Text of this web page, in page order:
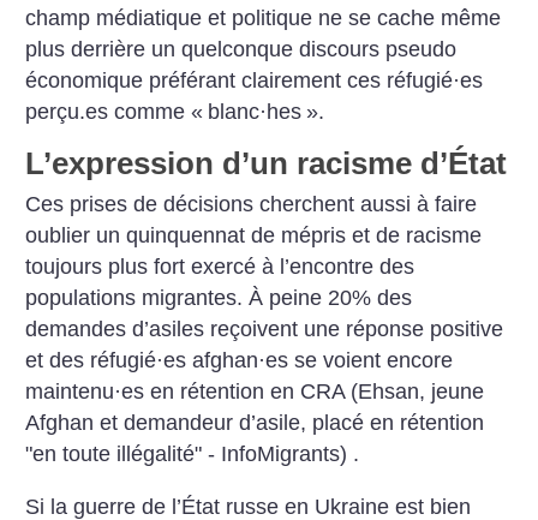
champ médiatique et politique ne se cache même
plus derrière un quelconque discours pseudo
économique préférant clairement ces réfugié·es
perçu.es comme « blanc·hes ».
L’expression d’un racisme d’État
Ces prises de décisions cherchent aussi à faire
oublier un quinquennat de mépris et de racisme
toujours plus fort exercé à l’encontre des
populations migrantes. À peine 20% des
demandes d’asiles reçoivent une réponse positive
et des réfugié·es afghan·es se voient encore
maintenu·es en rétention en CRA (Ehsan, jeune
Afghan et demandeur d’asile, placé en rétention
"en toute illégalité" - InfoMigrants) .
Si la guerre de l’État russe en Ukraine est bien